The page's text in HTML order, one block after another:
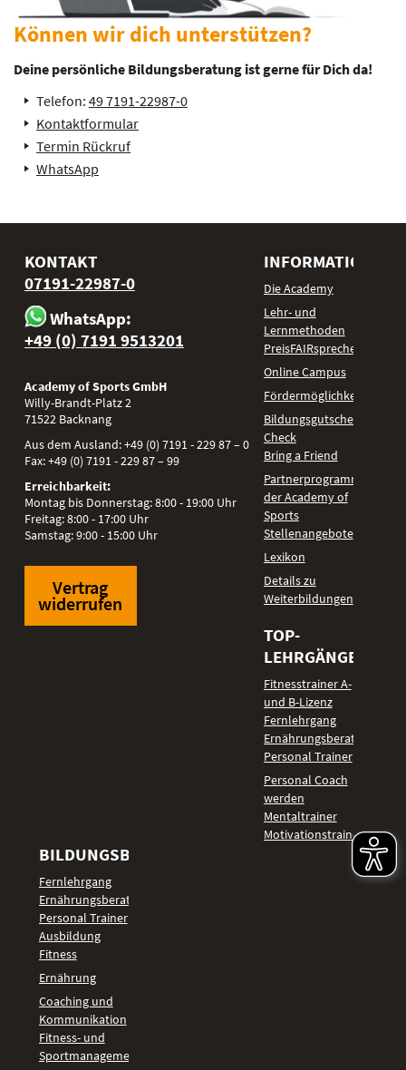
Können wir dich unterstützen?
Deine persönliche Bildungsberatung ist gerne für Dich da!
Telefon: 49 7191-22987-0
Kontaktformular
Termin Rückruf
WhatsApp
KONTAKT
07191-22987-0
WhatsApp:
+49 (0) 7191 9513201
Academy of Sports GmbH
Willy-Brandt-Platz 2
71522 Backnang
Aus dem Ausland:+49 (0) 7191 - 229 87 – 0
Fax:+49 (0) 7191 - 229 87 – 99
Erreichbarkeit:
Montag bis Donnerstag: 8:00 - 19:00 Uhr
Freitag: 8:00 - 17:00 Uhr
Samstag: 9:00 - 15:00 Uhr
Vertrag
widerrufen
INFORMATIONEN
Die Academy
Lehr- und
Lernmethoden
PreisFAIRsprechen
Online Campus
Fördermöglichkeiten
Bildungsgutschein
Check
Bring a Friend
Partnerprogramm
der Academy of
Sports
Stellenangebote
Lexikon
Details zu
Weiterbildungen
TOP-
LEHRGÄNGE
Fitnesstrainer A-
und B-Lizenz
Fernlehrgang
Ernährungsberater
Personal Trainer
Personal Coach
werden
Mentaltrainer
Motivationstrainer
BILDUNGSBEREICHE
Fernlehrgang
Ernährungsberater
Personal Trainer
Ausbildung
Fitness
Ernährung
Coaching und
Kommunikation
Fitness- und
Sportmanagement